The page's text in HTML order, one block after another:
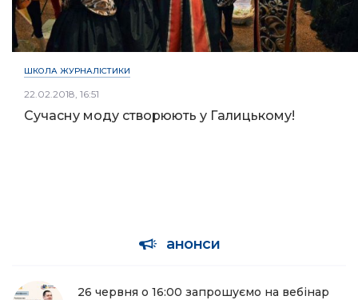
ШКОЛА ЖУРНАЛІСТИКИ
22.02.2018, 16:51
Сучасну моду створюють у Галицькому!
анонси
26 червня о 16:00 запрошуємо на вебінар